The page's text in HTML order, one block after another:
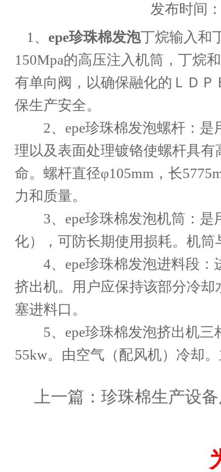
发布时间
1、 epe珍珠棉发泡丁烷输入和
150Mpa的高压注入机筒，丁烷
有单向阀，以确保融化的ＬＤ
保生产安全。
2、epe珍珠棉发泡螺杆：是
理以及表面处理镀铬使螺杆具
命。螺杆直径φ105mm，长
力和质量。
3、epe珍珠棉发泡机筒：是
化），可防长期使用损耗。机
4、epe珍珠棉发泡进料段：
挤出机。用户应保持该部分冷
塞进料口。
5、epe珍珠棉发泡挤出机三
55kw。由空气（配风机）冷却
上一篇： 珍珠棉生产设